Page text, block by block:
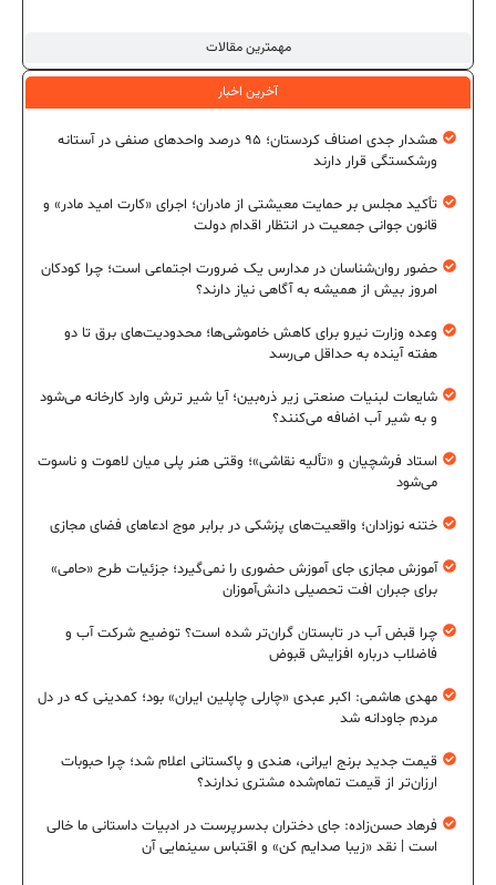
مهمترین مقالات
آخرین اخبار
هشدار جدی اصناف کردستان؛ ۹۵ درصد واحدهای صنفی در آستانه
ورشکستگی قرار دارند
تأکید مجلس بر حمایت معیشتی از مادران؛ اجرای «کارت امید مادر» و
قانون جوانی جمعیت در انتظار اقدام دولت
حضور روان‌شناسان در مدارس یک ضرورت اجتماعی است؛ چرا کودکان
امروز بیش از همیشه به آگاهی نیاز دارند؟
وعده وزارت نیرو برای کاهش خاموشی‌ها؛ محدودیت‌های برق تا دو
هفته آینده به حداقل می‌رسد
شایعات لبنیات صنعتی زیر ذره‌بین؛ آیا شیر ترش وارد کارخانه می‌شود
و به شیر آب اضافه می‌کنند؟
استاد فرشچیان و «تألیه نقاشی»؛ وقتی هنر پلی میان لاهوت و ناسوت
می‌شود
ختنه نوزادان؛ واقعیت‌های پزشکی در برابر موج ادعاهای فضای مجازی
آموزش مجازی جای آموزش حضوری را نمی‌گیرد؛ جزئیات طرح «حامی»
برای جبران افت تحصیلی دانش‌آموزان
چرا قبض آب در تابستان گران‌تر شده است؟ توضیح شرکت آب و
فاضلاب درباره افزایش قبوض
مهدی هاشمی: اکبر عبدی «چارلی چاپلین ایران» بود؛ کمدینی که در دل
مردم جاودانه شد
قیمت جدید برنج ایرانی، هندی و پاکستانی اعلام شد؛ چرا حبوبات
ارزان‌تر از قیمت تمام‌شده مشتری ندارند؟
فرهاد حسن‌زاده: جای دختران بدسرپرست در ادبیات داستانی ما خالی
است | نقد «زیبا صدایم کن» و اقتباس سینمایی آن